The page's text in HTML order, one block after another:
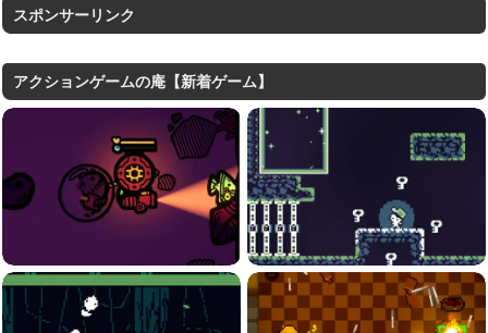
スポンサーリンク
アクションゲームの庵【新着ゲーム】